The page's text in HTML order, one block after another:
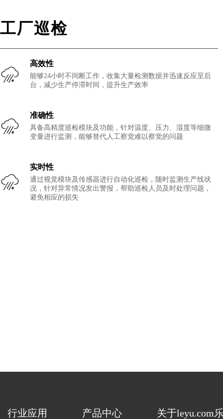
工厂巡检
高效性
能够24小时不间断工作，收集大量检测数据并迅速反应至后
台，减少生产停滞时间，提升生产效率
准确性
具备高精度巡检模块及功能，针对温度、压力、湿度等细微
变量进行监测，能够替代人工察觉难以察觉的问题
实时性
通过视觉模块及传感器进行自动化巡检，随时监测生产线状
况，针对异常情况发出警报，帮助巡检人员及时处理问题，
避免相应的损失
行业应用 产品中心
关于leyu.com